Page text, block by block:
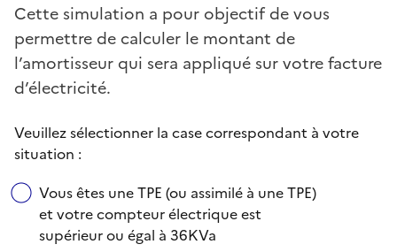
Cette simulation a pour objectif de vous
permettre de calculer le montant de
l’amortisseur qui sera appliqué sur votre facture
d’électricité.
Veuillez sélectionner la case correspondant à votre
situation :
Vous êtes une TPE (ou assimilé à une TPE)
et votre compteur électrique est
supérieur ou égal à 36KVa